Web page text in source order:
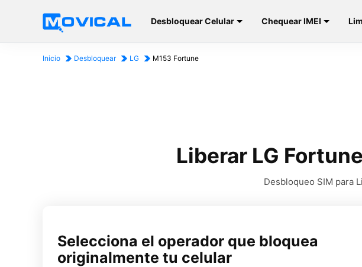
Desbloquear Celular Chequear IMEI
Inicio Desbloquear LG M153 Fortune
Liberar LG
Desbloqueo SIM para
Selecciona el operador que bloquea
originalmente tu celular